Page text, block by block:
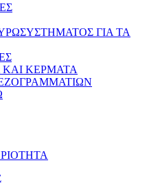
ΓΙΑ ΤΑ
ΚΕΡΜΑΤΑ